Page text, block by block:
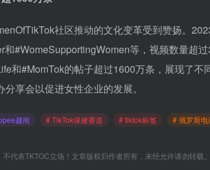
社区推动的文化变革受到赞扬。
#WomeSupportingWomen等，视频数量超
和#MomTok的帖子超过1600万条，展现了不
享会以促进女性企业的发展。
越南 # TikTok保健赛道 # tiktok标签 # 俄罗斯电
代表TKTOC立场！文章版权归作者所有，未经允许请勿转载。